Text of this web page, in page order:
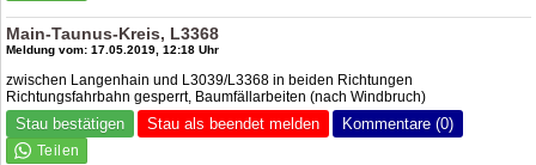
Main-Taunus-Kreis, L3368
Meldung vom: 17.05.2019, 12:18 Uhr
zwischen Langenhain und L3039/L3368 in beiden Richtungen
Richtungsfahrbahn gesperrt, Baumfällarbeiten (nach Windbruch)
Stau bestätigen Stau als beendet melden Kommentare (0)